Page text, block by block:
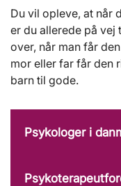
Du vil opleve, at når
er du allerede på vej
over, når man får
mor eller far får den
barn til gode.
Psykologer i